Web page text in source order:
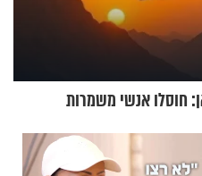
חוסלו אנשי משמרות